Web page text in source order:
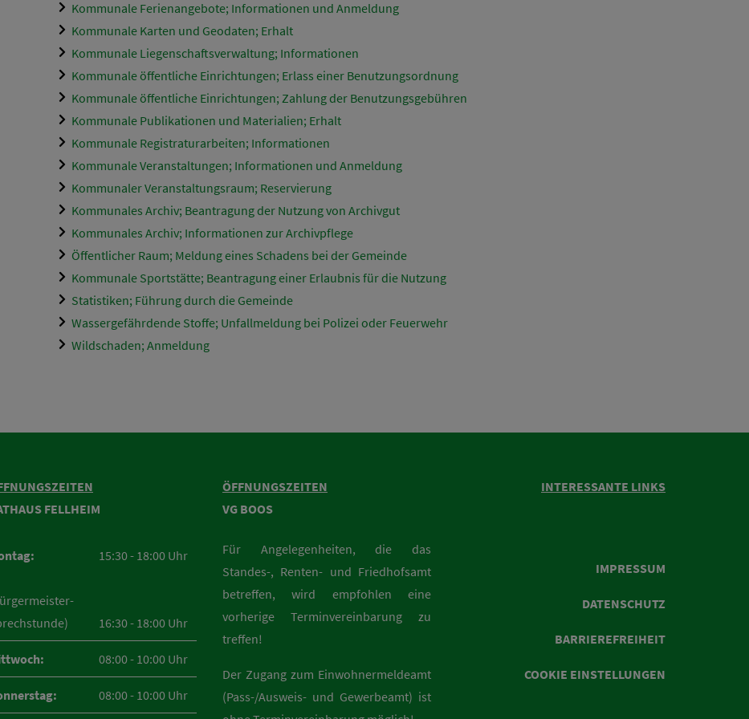
Kommunale Ferienangebote; Informationen und Anmeldung
Kommunale Karten und Geodaten; Erhalt
Kommunale Liegenschaftsverwaltung; Informationen
Kommunale öffentliche Einrichtungen; Erlass einer Benutzungsordnung
Kommunale öffentliche Einrichtungen; Zahlung der Benutzungsgebühren
Kommunale Publikationen und Materialien; Erhalt
Kommunale Registraturarbeiten; Informationen
Kommunale Veranstaltungen; Informationen und Anmeldung
Kommunaler Veranstaltungsraum; Reservierung
Kommunales Archiv; Beantragung der Nutzung von Archivgut
Kommunales Archiv; Informationen zur Archivpflege
Öffentlicher Raum; Meldung eines Schadens bei der Gemeinde
Kommunale Sportstätte; Beantragung einer Erlaubnis für die Nutzung
Statistiken; Führung durch die Gemeinde
Wassergefährdende Stoffe; Unfallmeldung bei Polizei oder Feuerwehr
Wildschaden; Anmeldung
FELLHEIM
15:30 - 18:00 Uhr
16:30 - 18:00 Uhr
08:00 - 10:00 Uhr
08:00 - 10:00 Uhr
ÖFFNUNGSZEITEN
VG BOOS
Für Angelegenheiten, die das
Standes-, Renten- und Friedhofsamt
betreffen, wird empfohlen eine
vorherige Terminvereinbarung zu
treffen!
Der Zugang zum Einwohnermeldeamt
(Pass-/Ausweis- und Gewerbeamt) ist
INTERESSANTE LINKS
IMPRESSUM
DATENSCHUTZ
BARRIEREFREIHEIT
COOKIE EINSTELLUNGEN